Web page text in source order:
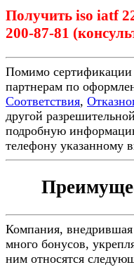
Получить iso iatf
200-87-81
Помимо
партнерам по
Соответствия,
другой
подробную
телефону указанному
Компания,
много бонусов,
ним относятся